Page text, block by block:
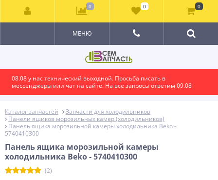
08.08 у нас технический выходной. Просьба писать в
мессенджеры или чат на сайте. На все запросы ответим 09.08
МЕНЮ
Каталог запчастей
Запчасти для холодильников
Панели ящиков морозильных камер (холодильников)
Панель ящика морозильной камеры холодильника Beko -
5740410300
Панель ящика морозильной камеры
холодильника Beko - 5740410300
(2)
0 0 0